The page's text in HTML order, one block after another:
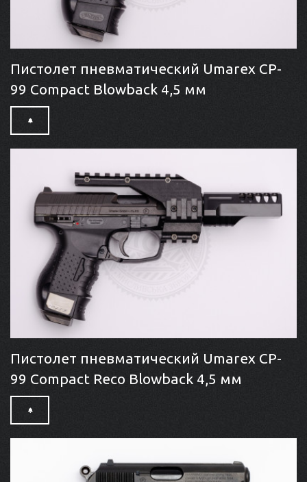
Пистолет пневматический Umarex CP-
99 Compact Blowback 4,5 мм
Пистолет пневматический Umarex CP-
99 Compact Reco Blowback 4,5 мм